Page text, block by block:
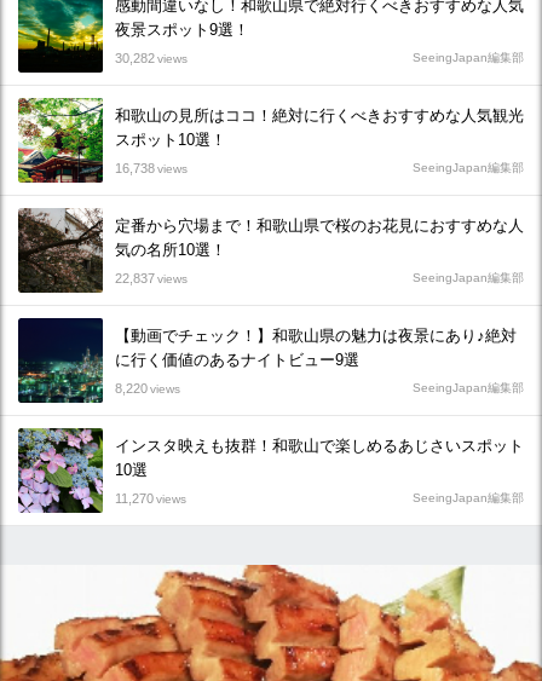
感動間違いなし！和歌山県で絶対行くべきおすすめな人気
夜景スポット9選！
30,282views SeeingJapan編集部
和歌山の見所はココ！絶対に行くべきおすすめな人気観光
スポット10選！
16,738views SeeingJapan編集部
定番から穴場まで！和歌山県で桜のお花見におすすめな人
気の名所10選！
22,837views SeeingJapan編集部
【動画でチェック！】和歌山県の魅力は夜景にあり♪絶対
に行く価値のあるナイトビュー9選
8,220views SeeingJapan編集部
インスタ映えも抜群！和歌山で楽しめるあじさいスポット
10選
11,270views SeeingJapan編集部